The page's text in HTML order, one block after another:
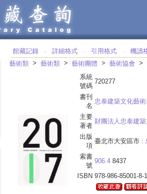
館藏記錄 ‧ 詳細格式 ‧ 引用格式 ‧
機讀
藝術類 > 藝術類 > 藝術團體 > 藝術協會 >
系統
號碼
720277
書刊
名
忠泰建築文化藝
主要
著者
財團法人忠泰建
出版
項
臺北市大安區市 :
索書
號
906.4 8437
ISBN 978-986-85001-8-1